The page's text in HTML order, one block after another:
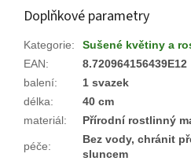
Doplňkové parametry
Kategorie:
Sušené květiny a
EAN:
8.720964156439E12
balení:
1 svazek
délka:
40 cm
materiál: Přírodní rostlinný
péče:
Bez vody, chránit
sluncem